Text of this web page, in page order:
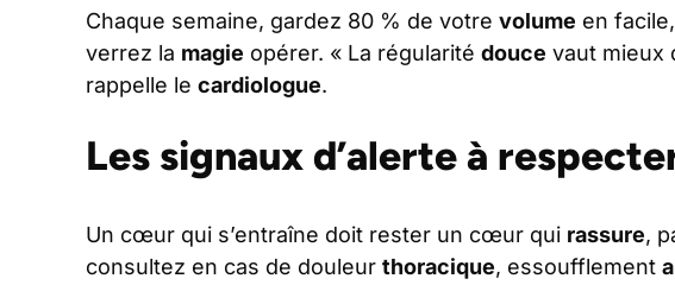
Chaque semaine, gardez 80 % de votre volume en
verrez la magie opérer. « La régularité douce vaut mieux
rappelle le cardiologue.
Les signaux d’alerte à
Un cœur qui s’entraîne doit rester un cœur qui rassure,
consultez en cas de douleur thoracique, essoufflement